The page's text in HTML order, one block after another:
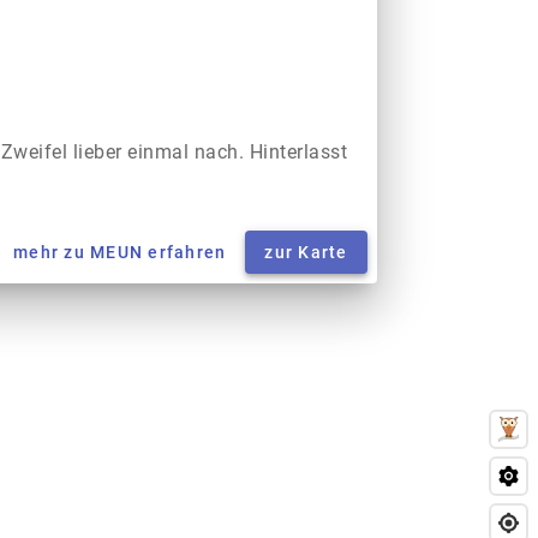
lieber einmal nach. Hinterlasst
mehr zu MEUN erfahren zur Karte